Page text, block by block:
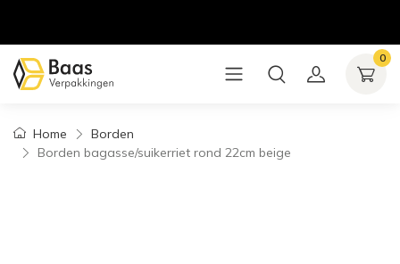
0
Home
Borden
Borden bagasse/suikerriet rond 22cm beige